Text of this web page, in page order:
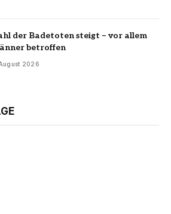
der Badetoten steigt – vor allem
betroffen
2026